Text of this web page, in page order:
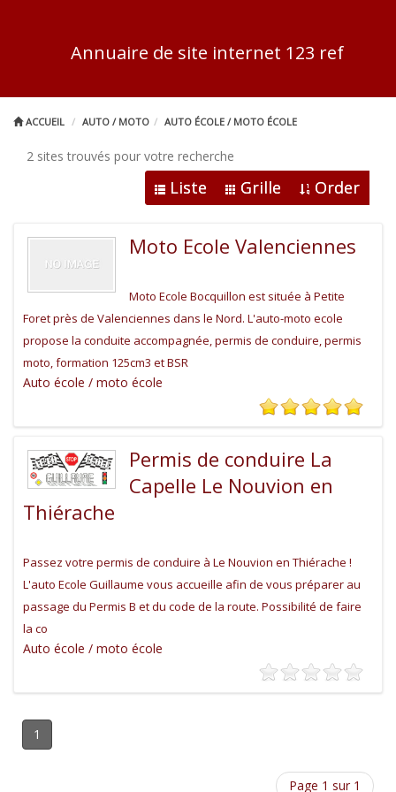
Annuaire de site internet 123 ref
ACCUEIL AUTO / MOTO AUTO ÉCOLE / MOTO ÉCOLE
2 sites trouvés pour votre recherche
Liste Grille Order
Moto Ecole Valenciennes
Moto Ecole Bocquillon est située à Petite
Foret près de Valenciennes dans le Nord. L'auto-moto ecole
propose la conduite accompagnée, permis de conduire, permis
moto, formation 125cm3 et BSR
Auto école / moto école
Permis de conduire La
Capelle Le Nouvion en
Thiérache
Passez votre permis de conduire à Le Nouvion en Thiérache !
L'auto Ecole Guillaume vous accueille afin de vous préparer au
passage du Permis B et du code de la route. Possibilité de faire
la co
Auto école / moto école
1
Page 1 sur 1